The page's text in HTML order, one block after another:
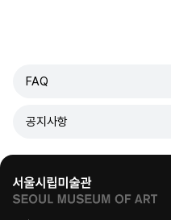
FAQ
공지사항